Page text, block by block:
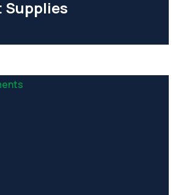
Supplies